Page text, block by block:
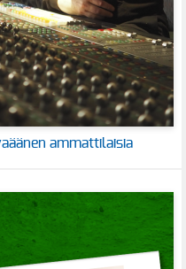
ammattilaisia